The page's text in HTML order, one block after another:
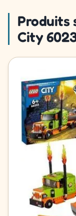
Produits
City